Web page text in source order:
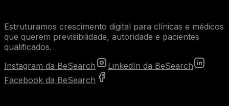
Estruturamos crescimento digital para clínicas e médicos
que querem previsibilidade, autoridade e pacientes
qualificados.
Instagram da BeSearch
LinkedIn da BeSearch
Facebook da BeSearch